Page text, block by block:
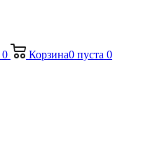
0 Корзина0 пуста 0